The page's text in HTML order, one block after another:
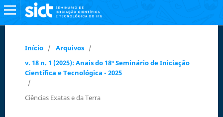
Início / Arquivos /
v. 18 n. 1 (2025): Anais do 18º Seminário de Iniciação
Científica e Tecnológica - 2025
/
Ciências Exatas e da Terra